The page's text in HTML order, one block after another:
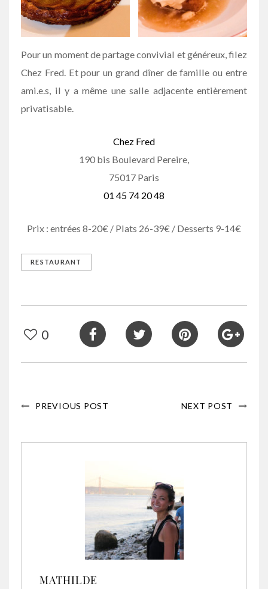
Pour un moment de partage convivial et généreux, filez
Chez Fred. Et pour un grand dîner de famille ou entre
ami.e.s, il y a même une salle adjacente entièrement
privatisable.
Chez Fred
190 bis Boulevard Pereire,
75017 Paris
01 45 74 20 48
Prix : entrées 8-20€ / Plats 26-39€ / Desserts 9-14€
RESTAURANT
0
PREVIOUS POST NEXT POST
MATHILDE